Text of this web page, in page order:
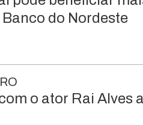
do Nordeste
o ator Rai Alves